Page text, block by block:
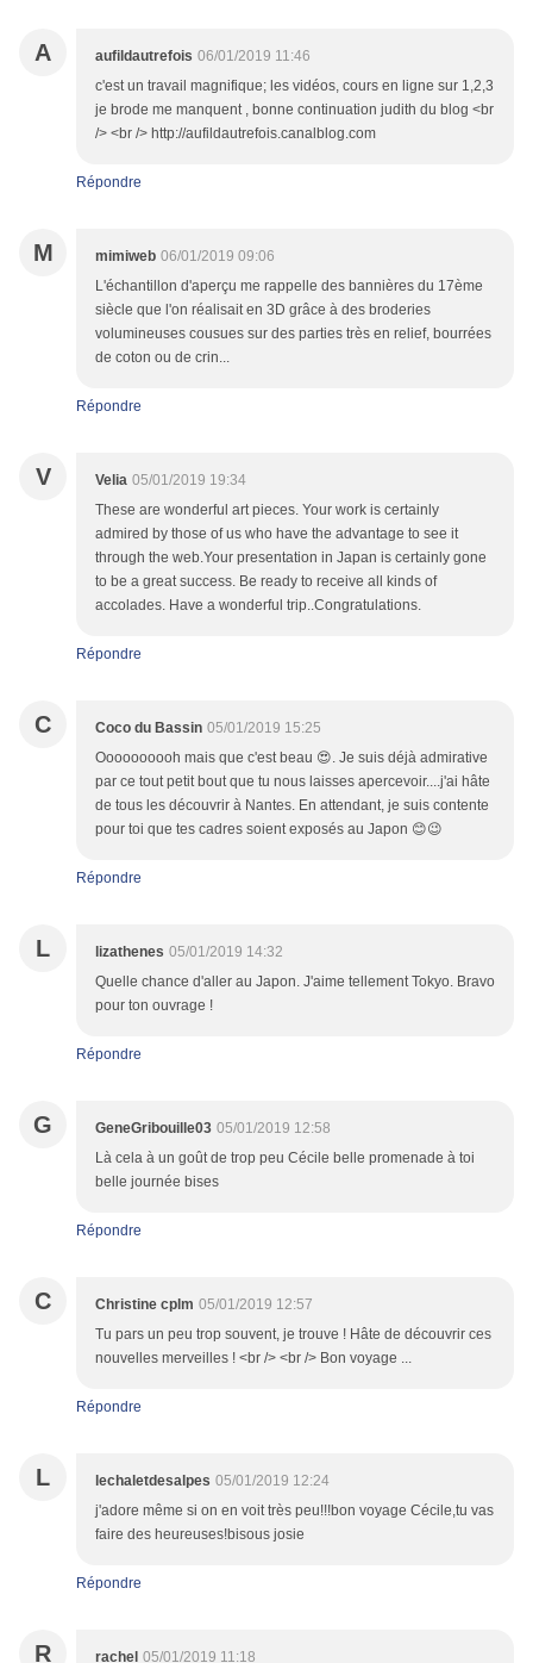
A aufildautrefois 06/01/2019 11:46
c'est un travail magnifique; les vidéos, cours en ligne sur 1,2,3
je brode me manquent , bonne continuation judith du blog <br
/> <br /> http://aufildautrefois.canalblog.com
Répondre
M mimiweb 06/01/2019 09:06
L'échantillon d'aperçu me rappelle des bannières du 17ème
siècle que l'on réalisait en 3D grâce à des broderies
volumineuses cousues sur des parties très en relief, bourrées
de coton ou de crin...
Répondre
V Velia 05/01/2019 19:34
These are wonderful art pieces. Your work is certainly
admired by those of us who have the advantage to see it
through the web.Your presentation in Japan is certainly gone
to be a great success. Be ready to receive all kinds of
accolades. Have a wonderful trip..Congratulations.
Répondre
C Coco du Bassin 05/01/2019 15:25
Oooooooooh mais que c'est beau 😍. Je suis déjà admirative
par ce tout petit bout que tu nous laisses apercevoir....j'ai hâte
de tous les découvrir à Nantes. En attendant, je suis contente
pour toi que tes cadres soient exposés au Japon 😊😉
Répondre
L lizathenes 05/01/2019 14:32
Quelle chance d'aller au Japon. J'aime tellement Tokyo. Bravo
pour ton ouvrage !
Répondre
G GeneGribouille03 05/01/2019 12:58
Là cela à un goût de trop peu Cécile belle promenade à toi
belle journée bises
Répondre
C Christine cplm 05/01/2019 12:57
Tu pars un peu trop souvent, je trouve ! Hâte de découvrir ces
nouvelles merveilles ! <br /> <br /> Bon voyage ...
Répondre
L lechaletdesalpes 05/01/2019 12:24
j'adore même si on en voit très peu!!!bon voyage Cécile,tu vas
faire des heureuses!bisous josie
Répondre
R rachel 05/01/2019 11:18